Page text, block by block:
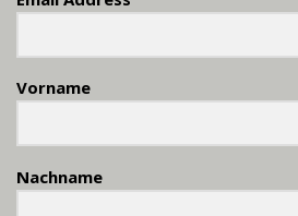
Vorname
Nachname